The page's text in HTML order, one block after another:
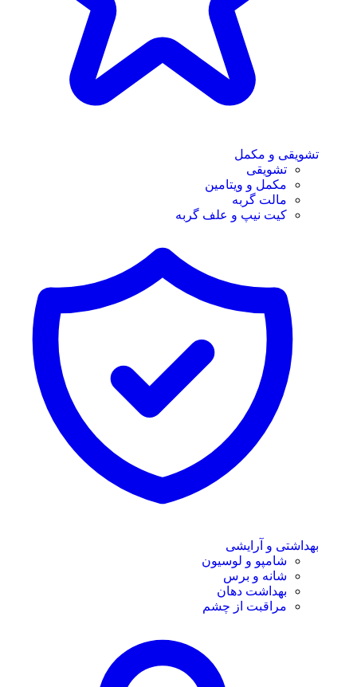
تشویقی و مکمل
تشویقی
مکمل و ویتامین
مالت گربه
کیت نیپ و علف گربه
بهداشتی و آرایشی
شامپو و لوسیون
شانه و برس
بهداشت دهان
مراقبت از چشم